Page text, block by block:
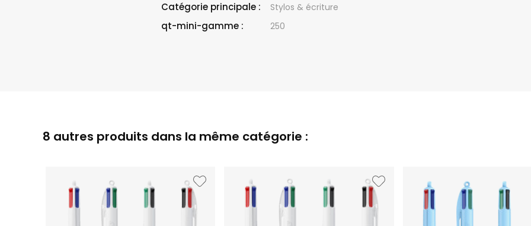
Catégorie principale : Stylos & écriture
qt-mini-gamme : 250
8 autres produits dans la même catégorie :